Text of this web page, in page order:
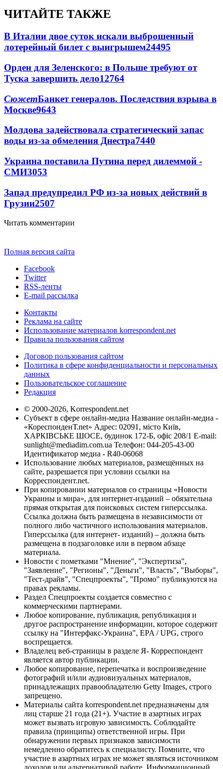
ЧИТАЙТЕ ТАКЖЕ
В Италии двое суток искали выброшенный
лотерейный билет с выигрышем24495
Орден для Зеленского: в Польше требуют от
Туска завершить дело12764
СюжетБанкет генералов. Последствия взрыва в
Москве9643
Молдова задействовала стратегический запас
воды из-за обмеления Днестра7440
Украина поставила Путина перед дилеммой -
СМИ3053
Запад предупредил РФ из-за новых действий в
Грузии2507
Читать комментарии
Полная версия сайта
Facebook
Twitter
RSS-ленты
E-mail рассылка
Контакты
Реклама на сайте
Использование материалов korrespondent.net
Правила пользования сайтом
Договор пользования сайтом
Политика в сфере конфиденциальности и персональных
данных
Пользовательское соглашение
Редакция
© 2000-2026, Korrespondent.net
Субъект в сфере онлайн-медиа Название онлайн-медиа -
«КореспонденТ.net» Адрес: 02091, місто Київ,
ХАРКІВСЬКЕ ШОСЕ, будинок 172-Б, офіс 208/1 E-mail:
sunlight@mediadim.com.ua Телефон: 044-205-43-00
Идентификатор медиа - R40-06068
Использование любых материалов, размещённых на
сайте, разрешается при условии ссылки на
Корреспондент.net.
При копировании материалов со страницы «Новости
Украины и мира», для интернет-изданий – обязательна
прямая открытая для поисковых систем гиперссылка.
Ссылка должна быть размещена в независимости от
полного либо частичного использования материалов.
Гиперссылка (для интернет- изданий) – должна быть
размещена в подзаголовке или в первом абзаце
материала.
Новости с пометками "Мнение", "Экспертиза",
"Заявление", "Регионы", "Деньги", "Власть", "Выборы",
"Тест-драйв", "Спецпроекты", "Промо" публикуются на
правах рекламы.
Раздел Спецпроекты создается совместно с
коммерческими партнерами.
Любое копирование, публикация, републикация и
другое распространение информации, которое содержит
ссылку на "Интерфакс-Украина", EPA / UPG, строго
воспрещается.
Владелец веб-страницы в разделе Я- Корреспондент
является автор публикации.
Любое копирование, перепечатка и воспроизведение
фотографий и/или аудиовизуальных материалов,
принадлежащих правообладателю Getty Images, строго
запрещено.
Материалы сайта korrespondent.net предназначены для
лиц старше 21 года (21+). Участие в азартных играх
может вызвать игровую зависимость. Соблюдайте
правила (принципы) ответственной игры. При
обнаружении первых признаков зависимости
немедленно обратитесь к специалисту. Помните, что
участие в азартных играх не может являться источником
доходов или альтернативой работе. Информационный